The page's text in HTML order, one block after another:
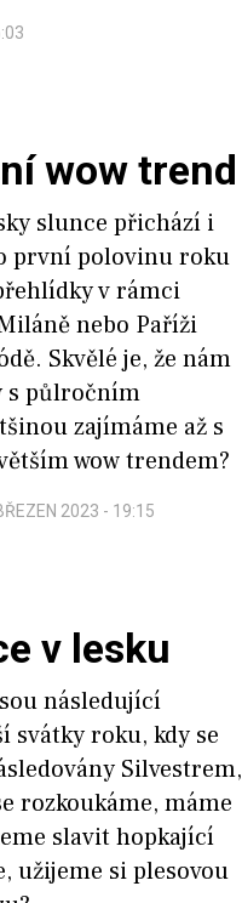
wow trend
slunce přichází i
první polovinu roku
v rámci
nebo Paříži
Skvělé je, že nám
s půlročním
zajímáme až s
wow trendem?
2023 - 19:15
v lesku
následující
svátky roku, kdy se
Silvestrem,
rozkoukáme, máme
slavit hopkající
užijeme si plesovou